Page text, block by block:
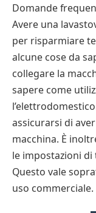
Domande
Avere una
per risparmiare
alcune cose da
collegare la
sapere come
assicurarsi di
macchina. È
le impostazioni
Questo vale
uso commerciale.